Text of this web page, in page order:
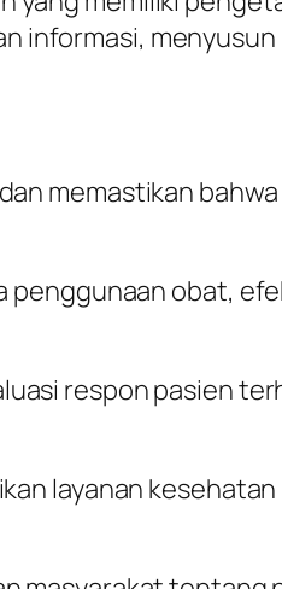
informasi,
memastikan
obat,
respon pasien
layanan